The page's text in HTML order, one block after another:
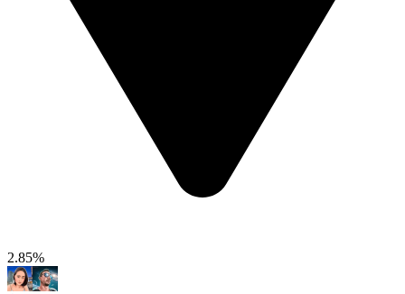
2.85%